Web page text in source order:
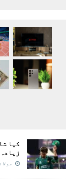
کیا
جولائی 22,